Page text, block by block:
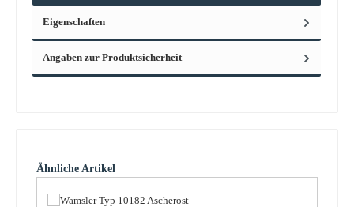
Eigenschaften
Angaben zur Produktsicherheit
Produktgalerie überspringen
Ähnliche Artikel